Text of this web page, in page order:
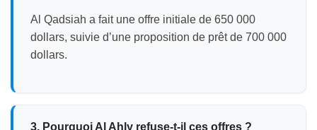
Al Qadsiah a fait une offre initiale de 650 000
dollars, suivie d’une proposition de prêt de 700 000
dollars.
3. Pourquoi Al Ahly refuse-t-il ces offres ?